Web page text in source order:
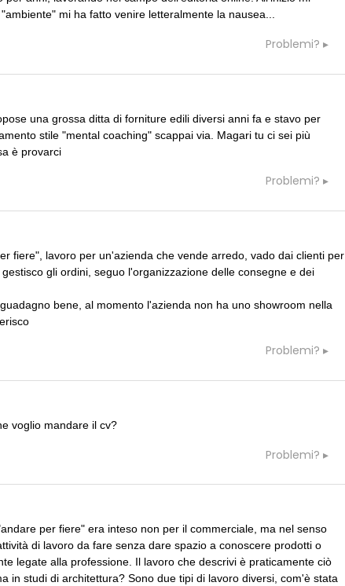
mi ha fatto venire letteralmente la nausea...
Problemi?
una grossa ditta di forniture edili diversi anni fa e stavo per
stile "mental coaching" scappai via. Magari tu ci sei più
è provarci
Problemi?
fiere", lavoro per un'azienda che vende arredo, vado dai clienti per
gli ordini, seguo l'organizzazione delle consegne e dei
bene, al momento l'azienda non ha uno showroom nella
Problemi?
voglio mandare il cv?
Problemi?
per fiere" era inteso non per il commerciale, ma nel senso
di lavoro da fare senza dare spazio a conoscere prodotti o
legate alla professione. Il lavoro che descrivi è praticamente ciò
in studi di architettura? Sono due tipi di lavoro diversi, com'è stata
07
LandWorks 2026,
CONCORSI
EVENTI
CONCORSI